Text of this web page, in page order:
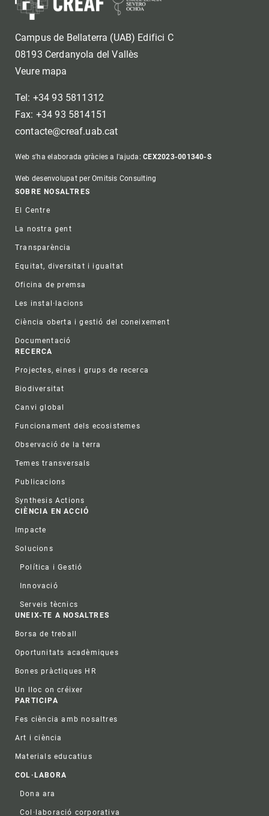
Campus de Bellaterra (UAB) Edifici C
08193 Cerdanyola del Vallès
Veure mapa
Tel: +34 93 5811312
Fax: +34 93 5814151
contacte@creaf.uab.cat
Web s'ha elaborada gràcies a l'ajuda:CEX2023-001340-S
Web desenvolupat per Omitsis Consulting
Footer
SOBRE NOSALTRES
El Centre
La nostra gent
Transparència
Equitat, diversitat i igualtat
Oficina de premsa
Les instal·lacions
Ciència oberta i gestió del coneixement
Documentació
RECERCA
Projectes, eines i grups de recerca
Biodiversitat
Canvi global
Funcionament dels ecosistemes
Observació de la terra
Temes transversals
Publicacions
Synthesis Actions
CIÈNCIA EN ACCIÓ
Impacte
Solucions
Política i Gestió
Innovació
Serveis tècnics
UNEIX-TE A NOSALTRES
Borsa de treball
Oportunitats acadèmiques
Bones pràctiques HR
Un lloc on créixer
PARTICIPA
Fes ciència amb nosaltres
Art i ciència
Materials educatius
COL·LABORA
Dona ara
Col·laboració corporativa